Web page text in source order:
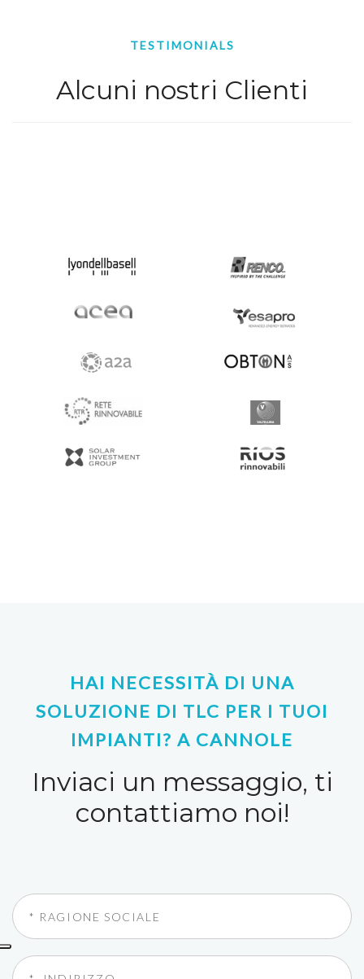
TESTIMONIALS
Alcuni nostri Clienti
HAI NECESSITÀ DI UNA
SOLUZIONE DI TLC PER I TUOI
IMPIANTI? A CANNOLE
Inviaci un messaggio, ti
contattiamo noi!